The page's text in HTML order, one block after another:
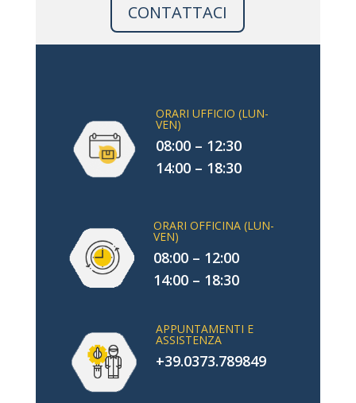
CONTATTACI
ORARI UFFICIO (LUN-
VEN)
08:00 – 12:30
14:00 – 18:30
ORARI OFFICINA (LUN-
VEN)
08:00 – 12:00
14:00 – 18:30
APPUNTAMENTI E
ASSISTENZA
+39.0373.789849